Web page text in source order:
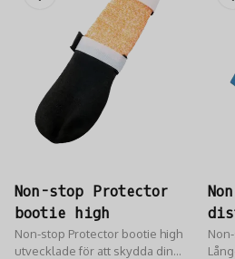
Non-stop Protector
bootie high
Non-stop Protector bootie high
utvecklade för att skydda din